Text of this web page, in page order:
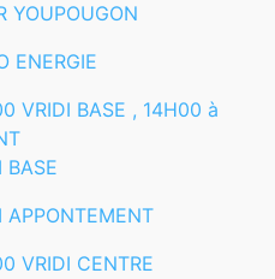
ENERGIE
VRIDI BASE , 14H00 à
VRIDI CENTRE